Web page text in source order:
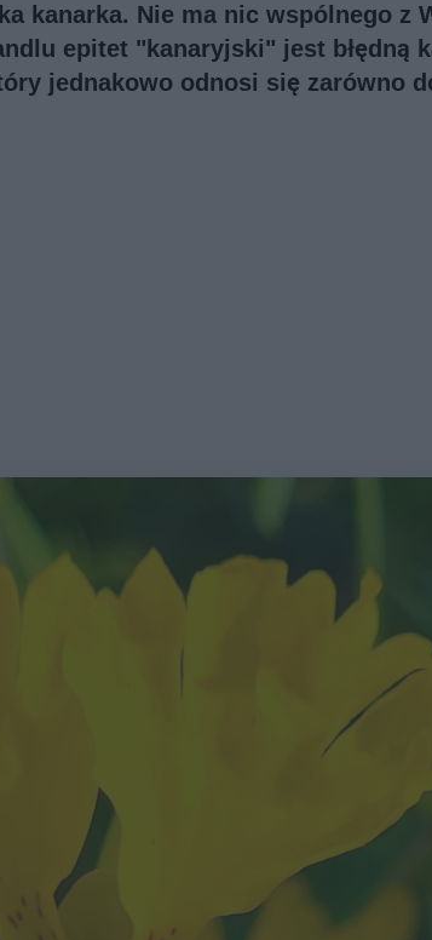
kanarka. Nie ma nic wspólnego z
epitet "kanaryjski" jest błędną
jednakowo odnosi się zarówno